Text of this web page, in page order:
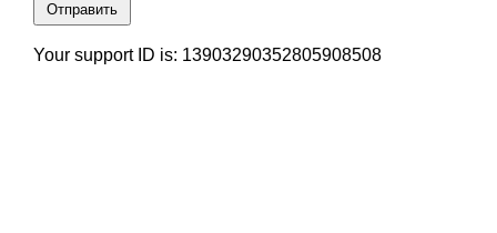
Отправить
Your support ID is: 13903290352805908508